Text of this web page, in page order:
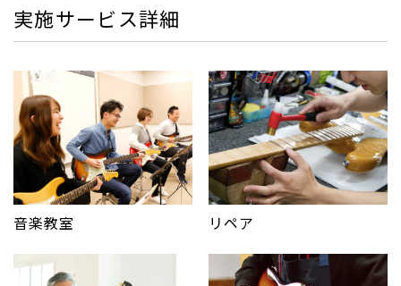
実施サービス詳細
音楽教室 リペア